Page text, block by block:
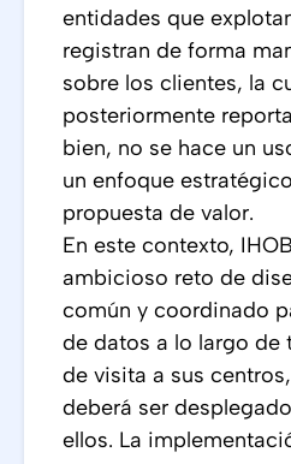
entidades que
registran de forma
sobre los clientes, la
posteriormente
bien, no se hace un
un enfoque
propuesta de valor.
En este contexto,
ambicioso reto de
común y coordinado
de datos a lo largo de
de visita a sus
deberá ser
ellos. La